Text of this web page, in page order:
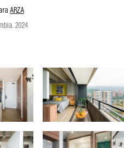
ARZA
2024